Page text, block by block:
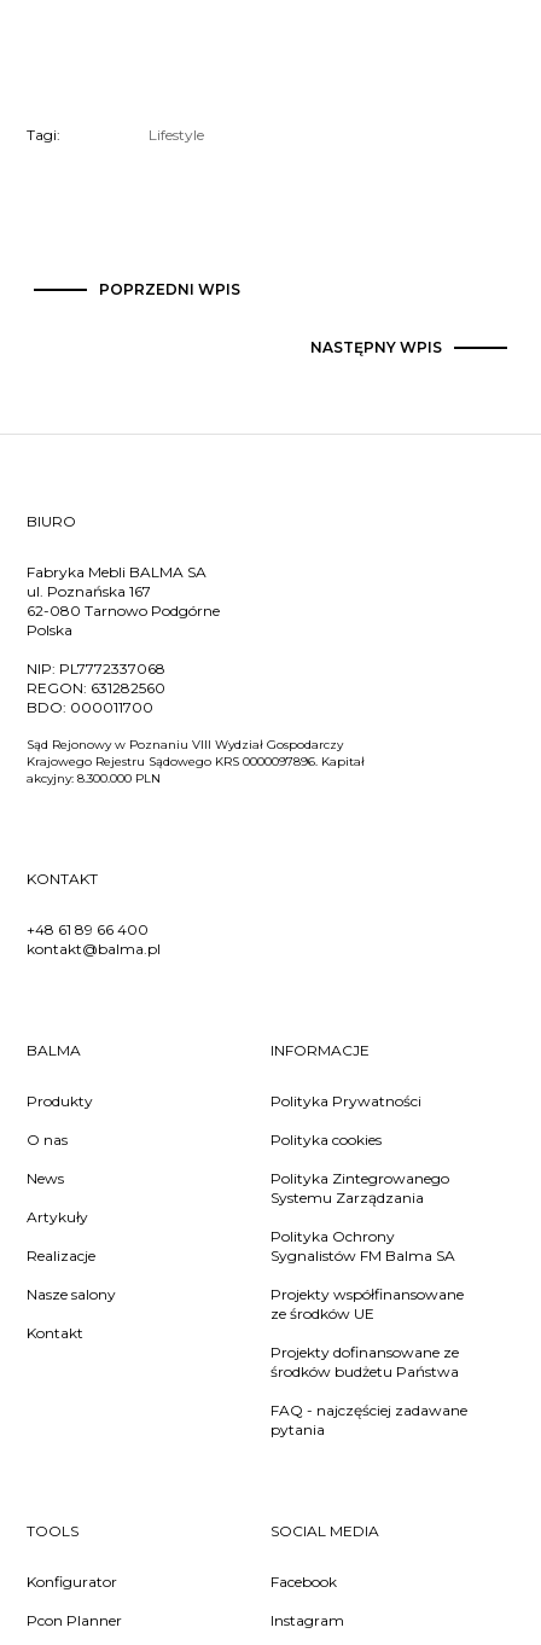
Tagi: Lifestyle
POPRZEDNI WPIS
NASTĘPNY WPIS
BIURO
Fabryka Mebli BALMA SA
ul. Poznańska 167
62-080 Tarnowo Podgórne
Polska
NIP: PL7772337068
REGON: 631282560
BDO: 000011700
Sąd Rejonowy w Poznaniu VIII Wydział Gospodarczy
Krajowego Rejestru Sądowego KRS 0000097896. Kapitał
akcyjny: 8.300.000 PLN
KONTAKT
+48 61 89 66 400
kontakt@balma.pl
BALMA
Produkty
O nas
News
Artykuły
Realizacje
Nasze salony
Kontakt
INFORMACJE
Polityka Prywatności
Polityka cookies
Polityka Zintegrowanego
Systemu Zarządzania
Polityka Ochrony
Sygnalistów FM Balma SA
Projekty współfinansowane
ze środków UE
Projekty dofinansowane ze
środków budżetu Państwa
FAQ - najczęściej zadawane
pytania
TOOLS
Konfigurator
Pcon Planner
SOCIAL MEDIA
Facebook
Instagram